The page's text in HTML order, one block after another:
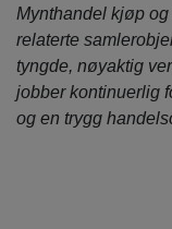
Mynthandel kjøp
relaterte
tyngde, nøyaktig
jobber kontinuerlig
og en trygg